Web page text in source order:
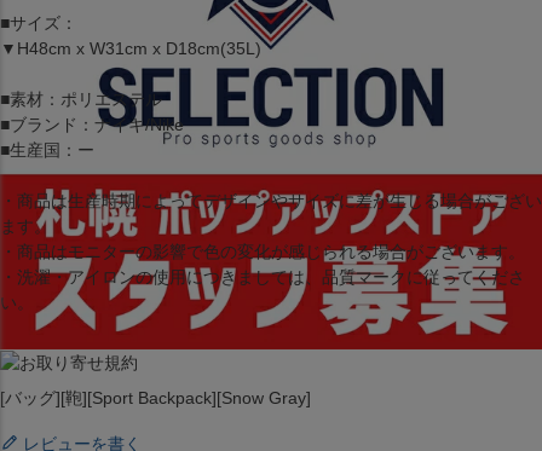
■サイズ：
▼H48cm x W31cm x D18cm(35L)
■素材：ポリエステル
■ブランド：ナイキ/Nike
■生産国：ー
・商品は生産時期によってデザインやサイズに差が生じる場合がござい
ます。
・商品はモニターの影響で色の変化が感じられる場合がございます。
・洗濯・アイロンの使用につきましては、品質マークに従ってくださ
い。
[バッグ][鞄][Sport Backpack][Snow Gray]
レビューを書く